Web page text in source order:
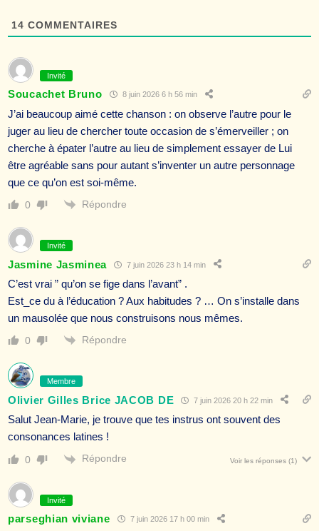
14 COMMENTAIRES
Invité
Soucachet Bruno 8 juin 2026 6 h 56 min
J’ai beaucoup aimé cette chanson : on observe l’autre pour le
juger au lieu de chercher toute occasion de s’émerveiller ; on
cherche à épater l’autre au lieu de simplement essayer de Lui
être agréable sans pour autant s’inventer un autre personnage
que ce qu’on est soi-même.
0 Répondre
Invité
Jasmine Jasminea 7 juin 2026 23 h 14 min
C’est vrai ” qu’on se fige dans l’avant” .
Est_ce du à l’éducation ? Aux habitudes ? … On s’installe dans
un mausolée que nous construisons nous mêmes.
0 Répondre
Membre
Olivier Gilles Brice JACOB DE 7 juin 2026 20 h 22 min
Salut Jean-Marie, je trouve que tes instrus ont souvent des
consonances latines !
0 Répondre Voir les réponses (1)
Invité
parseghian viviane 7 juin 2026 17 h 00 min